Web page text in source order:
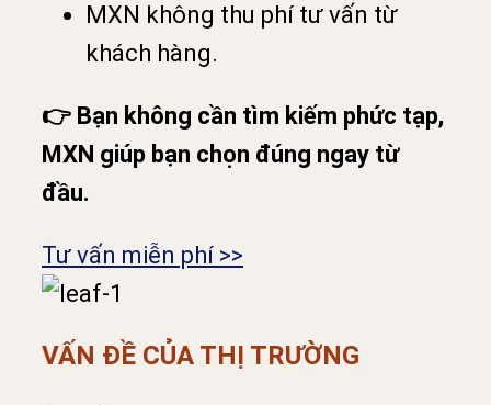
MXN không thu phí tư vấn từ
khách hàng.
👉 Bạn không cần tìm kiếm phức tạp,
MXN giúp bạn chọn đúng ngay từ
đầu.
Tư vấn miễn phí >>
VẤN ĐỀ CỦA THỊ TRƯỜNG